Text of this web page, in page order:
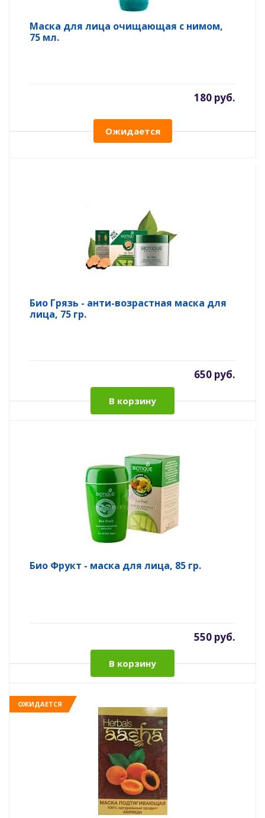
Маска для лица очищающая с нимом,
75 мл.
180 руб.
Ожидается
Био Грязь - анти-возрастная маска для
лица, 75 гр.
650 руб.
В корзину
Био Фрукт - маска для лица, 85 гр.
550 руб.
В корзину
ОЖИДАЕТСЯ